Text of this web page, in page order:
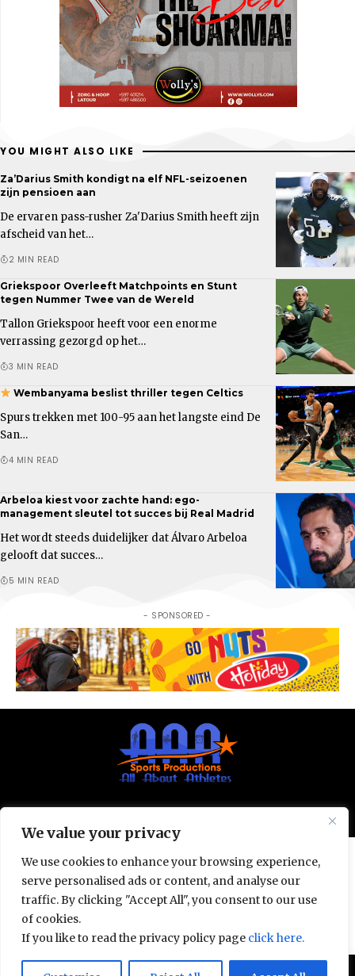
We value your privacy
We use cookies to enhance your browsing experience,
serve personalised ads or content, and analyse our
traffic. By clicking "Accept All", you consent to our use
of cookies.
If you like to read the privacy policy page click here.
Door deze site te gebruiken, ga je akkoord met het
YOU MIGHT ALSO LIKE
Za’Darius Smith kondigt na elf NFL-seizoenen
zijn pensioen aan
De ervaren pass-rusher Za'Darius Smith heeft zijn
afscheid van het…
2 MIN READ
Griekspoor Overleeft Matchpoints en Stunt
tegen Nummer Twee van de Wereld
Tallon Griekspoor heeft voor een enorme
verrassing gezorgd op het…
3 MIN READ
Wembanyama beslist thriller tegen Celtics
Spurs trekken met 100-95 aan het langste eind De
San…
4 MIN READ
Arbeloa kiest voor zachte hand: ego-
management sleutel tot succes bij Real Madrid
Het wordt steeds duidelijker dat Álvaro Arbeloa
gelooft dat succes…
5 MIN READ
- SPONSORED -